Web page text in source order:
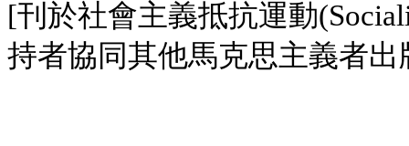
[刊於社會主義抵抗運動
持者協同其他馬克思主義者出